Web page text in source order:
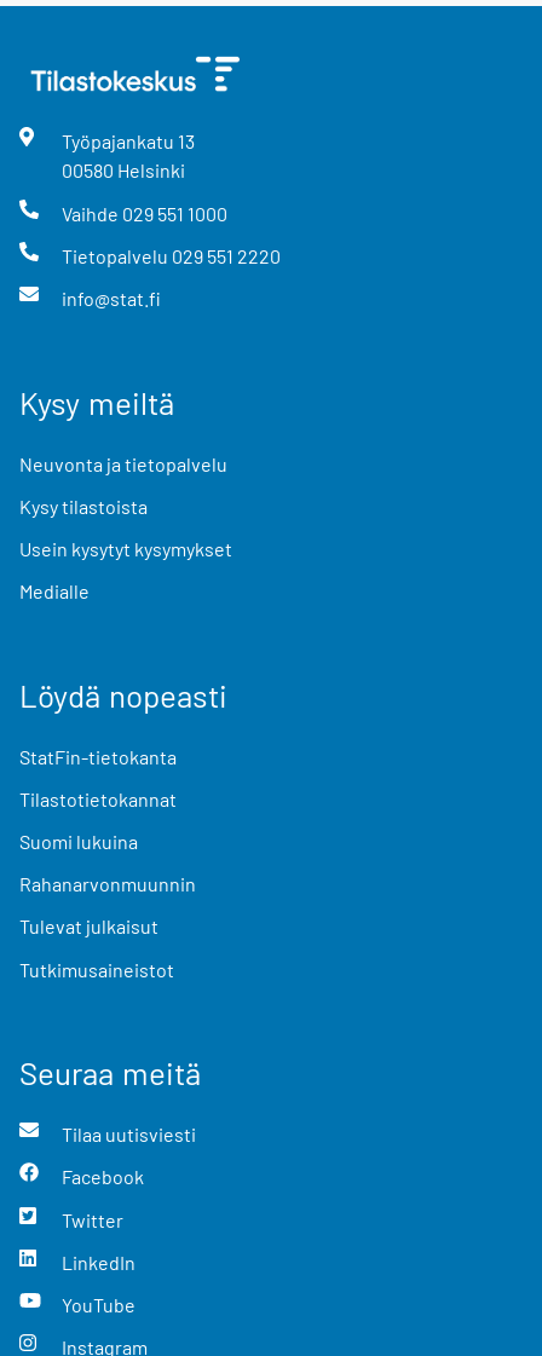
Työpajankatu 13
00580 Helsinki
Vaihde 029 551 1000
Tietopalvelu 029 551 2220
info@stat.fi
Kysy meiltä
Neuvonta ja tietopalvelu
Kysy tilastoista
Usein kysytyt kysymykset
Medialle
Löydä nopeasti
StatFin-tietokanta
Tilastotietokannat
Suomi lukuina
Rahanarvonmuunnin
Tulevat julkaisut
Tutkimusaineistot
Seuraa meitä
Tilaa uutisviesti
Facebook
Twitter
LinkedIn
YouTube
Instagram